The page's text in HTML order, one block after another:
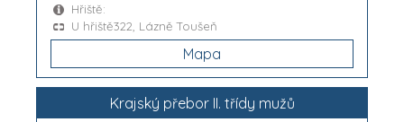
Hřiště:
U hřiště322, Lázně Toušeň
Mapa
Krajský přebor II. třídy mužů